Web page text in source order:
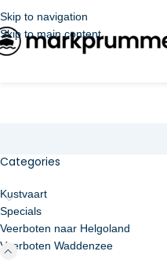
Skip to navigation
Skip to main content
Categories
Kustvaart
Specials
Veerboten naar Helgoland
Veerboten Waddenzee